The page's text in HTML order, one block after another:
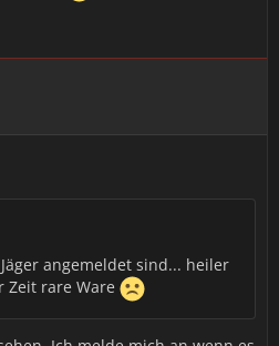
angemeldet sind... heiler
rare Ware